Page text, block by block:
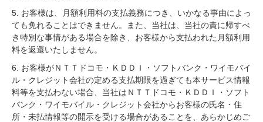
5. お客様は、月額利用料の支払義務につき、いかなる事由によっ
ても免れることはできません。また、当社は、当社の責に帰すべ
き特別な事情がある場合を除き、お客様から支払われた月額利用
料を返還いたしません。
6. お客様がＮＴＴドコモ・ＫＤＤＩ・ソフトバンク・ワイモバイ
ル・クレジット会社の定める支払期限を過ぎても本サービス情報
料等を支払わない場合、当社はＮＴＴドコモ・ＫＤＤＩ・ソフト
バンク・ワイモバイル・クレジット会社からお客様の氏名・住
所・未払情報等の開示を受ける場合があることを、あらかじめご